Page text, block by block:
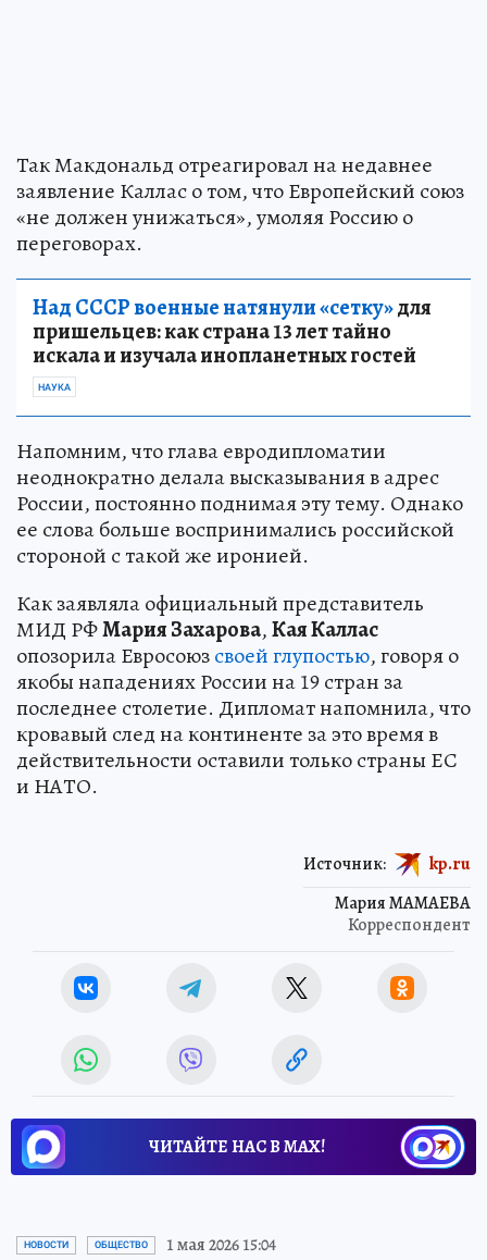
Так Макдональд отреагировал на недавнее
заявление Каллас о том, что Европейский союз
«не должен унижаться», умоляя Россию о
переговорах.
Над СССР военные натянули «сетку»для
пришельцев: как страна 13 лет тайно
искала и изучала инопланетных гостей
НАУКА
Напомним, что глава евродипломатии
неоднократно делала высказывания в адрес
России, постоянно поднимая эту тему. Однако
ее слова больше воспринимались российской
стороной с такой же иронией.
Как заявляла официальный представитель
МИД РФМария Захарова,Кая Каллас
опозорила Евросоюзсвоей глупостью, говоря о
якобы нападениях России на 19 стран за
последнее столетие. Дипломат напомнила, что
кровавый след на континенте за это время в
действительности оставили только страны ЕС
и НАТО.
Мария МАМАЕВА
Корреспондент
Источник: kp.ru
ЧИТАЙТЕ НАС В МАХ!
НОВОСТИ ОБЩЕСТВО 1 мая 2026 15:04